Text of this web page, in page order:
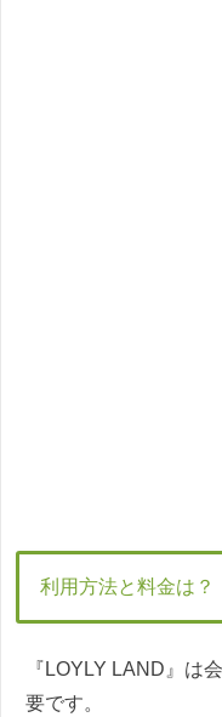
利用方法と料金は？
『LOYLY LAND』は
要です。